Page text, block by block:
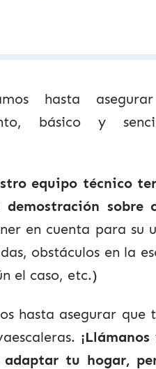
hasta
básico y
equipo técnico
sobre
en cuenta para su
obstáculos en la
el caso, etc.)
hasta asegurar que
tu hogar,